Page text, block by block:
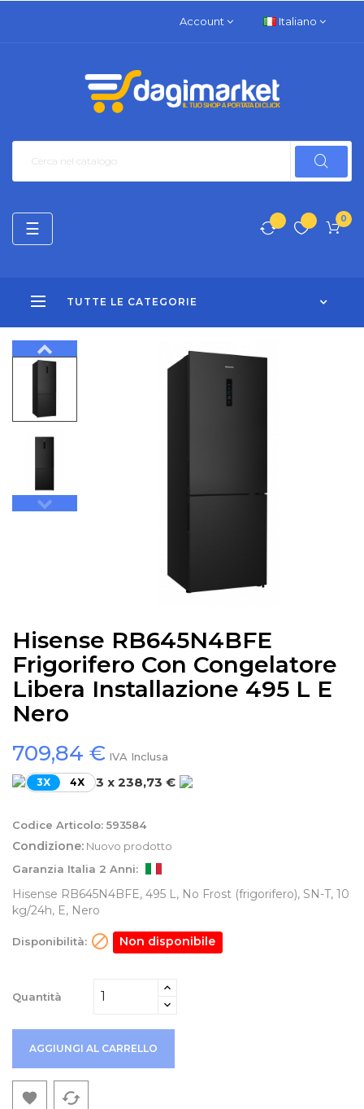
Account Italiano
0
TUTTE LE CATEGORIE
navigazione
Toggle
☰
Hisense RB645N4BFE
Frigorifero Con Congelatore
Libera Installazione 495 L E
Nero
709,84 € IVA Inclusa
3X 4X 3 x 238,73 €
Codice Articolo: 593584
Condizione: Nuovo prodotto
Garanzia Italia 2 Anni:
Hisense RB645N4BFE, 495 L, No Frost (frigorifero), SN-T, 10
kg/24h, E, Nero
Disponibilità:  Non disponibile
Quantità
AGGIUNGI AL CARRELLO
 cached